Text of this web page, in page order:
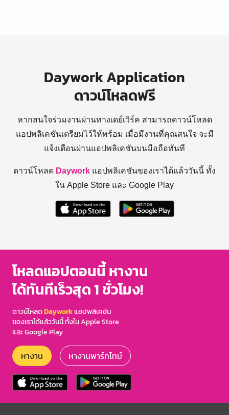
Daywork Application
ดาวน์โหลดฟรี
หากสนใจร่วมงานผ่านทางเดย์เวิร์ค สามารถดาวน์โหลด
แอปพลิเคชันเตรียมไว้ให้พร้อม เมื่อมีงานที่คุณสนใจ จะมี
แจ้งเตือนผ่านแอปพลิเคชันบนมือถือทันที
ดาวน์โหลด Daywork แอปพลิเคชันของเราได้แล้ววันนี้ ทั้ง
ใน Apple Store และ Google Play
โหลดแอปตอนนี้ หางาน
ได้ทันทีเร็วสุด 1 ชั่วโมง!
ดาวน์โหลดDayworkแอปพลิเคชัน
ของเราได้แล้ววันนี้ ทั้งใน Apple Store
และ Google Play
หางาน หางานพาร์ทไทม์